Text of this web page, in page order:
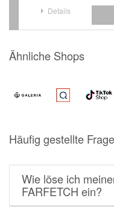
Details
Ähnliche Shops
Häufig gestellte
Wie löse ich
FARFETCH ein?